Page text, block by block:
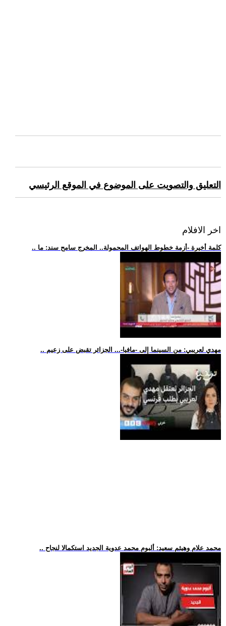
التعليق والتصويت على الموضوع في الموقع الرئيسي
اخر الافلام
.. كلمة أخيرة -أزمة خطوط الهواتف المحمولة.. المخرج سامح سند: ما
.. مهدي لعريبي: من السينما إلى -مافيا-... الجزائر تقبض على زعيم
.. محمد علام وهيثم سعيد: ألبوم محمد عدوية الجديد استكمالا لنجاح